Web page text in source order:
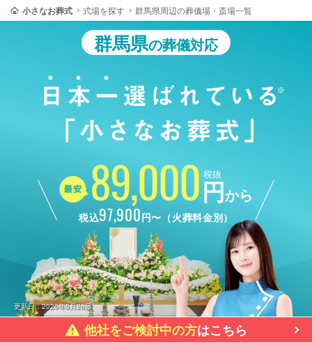
小さなお葬式 式場を探す 群馬県周辺の葬儀場・斎場一覧
群馬県の葬儀対応
89,000 税抜
円から
税込97,900円〜（火葬料金別）
更新日：2026年5月26日
他社をご検討中の方はこちら